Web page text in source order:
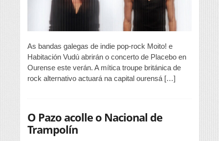
Ourense
As bandas galegas de indie pop-rock Moito! e
Habitación Vudú abrirán o concerto de Placebo en
Ourense este verán. A mítica troupe británica de
rock alternativo actuará na capital ourensá […]
O Pazo acolle o Nacional de
Trampolín